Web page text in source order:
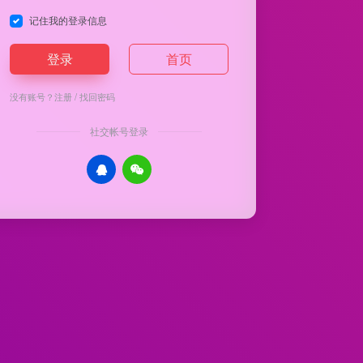
记住我的登录信息
登录 首页
没有账号？注册/找回密码
社交帐号登录